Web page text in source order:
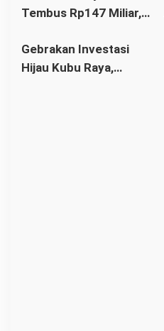
Tembus Rp147 Miliar,
Penunggak Pajak Besar
Gebrakan Investasi
Hijau Kubu Raya,